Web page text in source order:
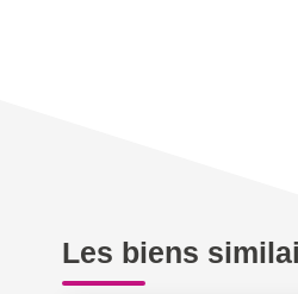
Les biens